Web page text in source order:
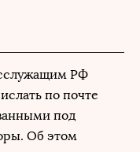
РФ
по почте
под
Об этом